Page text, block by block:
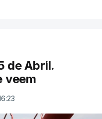
de Abril.
veem